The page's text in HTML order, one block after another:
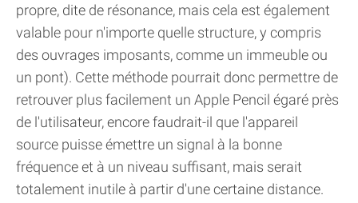
propre, dite de résonance, mais cela est également
valable pour n'importe quelle structure, y compris
des ouvrages imposants, comme un immeuble ou
un pont). Cette méthode pourrait donc permettre de
retrouver plus facilement un Apple Pencil égaré près
de l'utilisateur, encore faudrait-il que l'appareil
source puisse émettre un signal à la bonne
fréquence et à un niveau suffisant, mais serait
totalement inutile à partir d'une certaine distance.